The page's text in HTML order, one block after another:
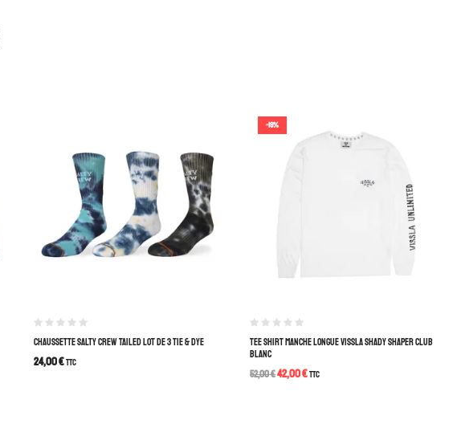
CHAUSSETTE SALTY CREW TAILED LOT DE 3 TIE & DYE
24,00€TTC
-19%
TEE SHIRT MANCHE LONGUE VISSLA SHADY SHAPER CLUB
BLANC
52,00€42,00€TTC